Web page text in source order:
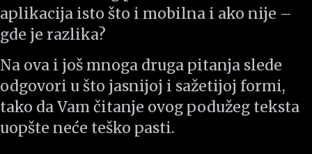
aplikacija isto što i mobilna i ako nije –
gde je razlika?
Na ova i još mnoga druga pitanja slede
odgovori u što jasnijoj i sažetijoj formi,
tako da Vam čitanje ovog podužeg teksta
uopšte neće teško pasti.